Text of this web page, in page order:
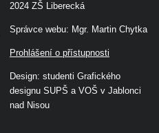
2024 ZŠ Liberecká
Správce webu: Mgr. Martin Chytka
Prohlášení o přístupnosti
Design: studenti Grafického
designu SUPŠ a VOŠ v Jablonci
nad Nisou